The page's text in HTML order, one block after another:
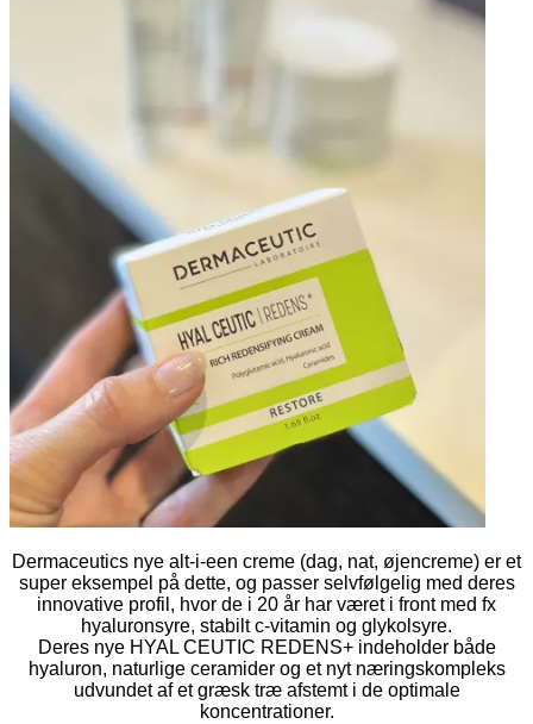
Dermaceutics nye alt-i-een creme (dag, nat, øjencreme) er et
super eksempel på dette, og passer selvfølgelig med deres
innovative profil, hvor de i 20 år har været i front med fx
hyaluronsyre, stabilt c-vitamin og glykolsyre.
Deres nye HYAL CEUTIC REDENS+ indeholder både
hyaluron, naturlige ceramider og et nyt næringskompleks
udvundet af et græsk træ afstemt i de optimale
koncentrationer.